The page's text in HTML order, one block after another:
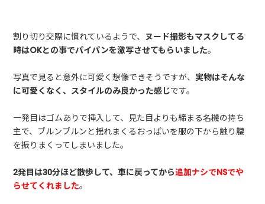
割り切り交際に慣れているようで、 ヌード撮影もマスクしてる
時はOKとの事でパイパンを激写させてもらいました。
写真で見ると意外に可愛く想像できそうですが、実物はそんな
に可愛くなく、スタイルのみ良かった感じです。
一発目はゴムありで挿入して、見た目よりも締まる名機の持ち
主で、ブルンブルンと揺れまくるおっぱいを服の下から触り腰
を振りまくってしまいました。
2発目は30分ほど散歩して、車に戻ってから追加ナシでNSでや
らせてくれました。